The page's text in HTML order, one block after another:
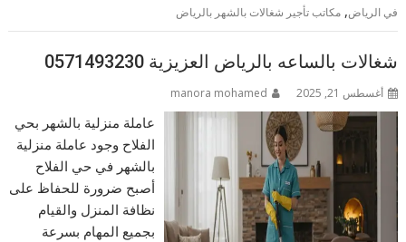
في الرياض,مكاتب تأجير شغالات بالشهر بالرياض
شغالات بالساعه بالرياض العزيزية 0571493230
أغسطس 21, 2025 manora mohamed
عاملة منزلية بالشهر بحي
الفلاح وجود عاملة منزلية
بالشهر في حي الفلاح
أصبح ضرورة للحفاظ على
نظافة المنزل والقيام
بجميع المهام بسرعة